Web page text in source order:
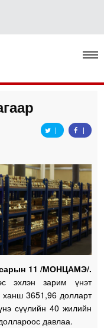
11 /МОНЦАМЭ/.
эхлэн зарим үнэт
3651,96 долларт
сүүлийн 40 жилийн
давлаа.